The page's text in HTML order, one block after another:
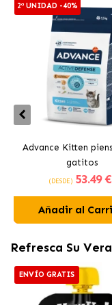
2ª UNIDAD -40%
Advance Kitten
gatitos
(DESDE) 53.49 €
Añadir al
Refresca Su
ENVÍO GRATIS